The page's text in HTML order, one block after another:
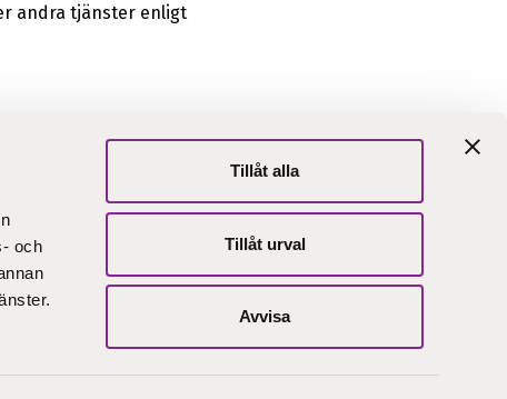
och
Tillåt alla
Tillåt urval
Avvisa
andra tjänster enligt
oss
Här finns vi
Faktureringsadress